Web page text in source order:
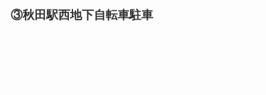
③秋田駅西地下自転車駐車